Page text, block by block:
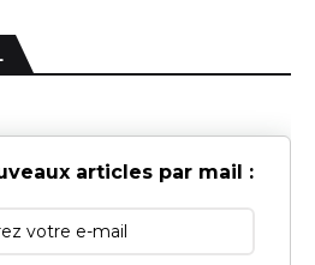
articles par mail :